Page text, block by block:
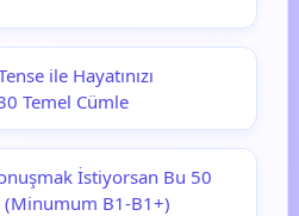
ile Hayatınızı
Temel Cümle
İstiyorsan Bu 50
(Minumum B1-B1+)